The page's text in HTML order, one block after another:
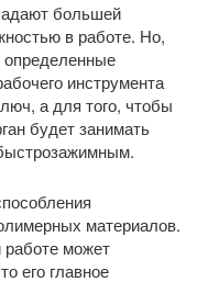
большей
в работе. Но,
определенные
инструмента
а для того, чтобы
будет занимать
материалов.
работе может
его главное